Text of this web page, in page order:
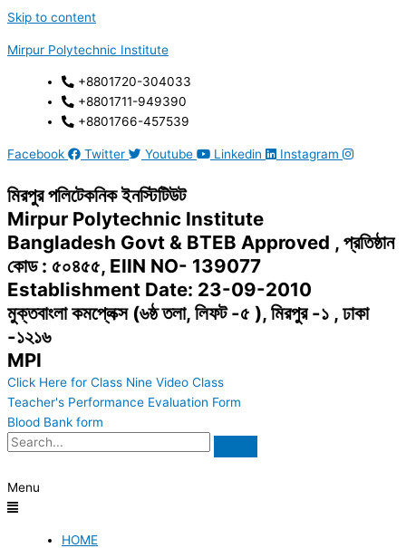
Skip to content
Mirpur Polytechnic Institute
+8801720-304033
+8801711-949390
+8801766-457539
Facebook Twitter Youtube Linkedin Instagram
মিরপুর পলিটেকনিক ইনস্টিটিউট
Mirpur Polytechnic Institute
Bangladesh Govt & BTEB Approved , প্রতিষ্ঠান
কোড : ৫০৪৫৫, EIIN NO- 139077
Establishment Date: 23-09-2010
মুক্তবাংলা কমপ্লেক্স (৬ষ্ঠ তলা, লিফট -৫ ), মিরপুর -১ , ঢাকা
-১২১৬
MPI
Click Here for Class Nine Video Class
Teacher's Performance Evaluation Form
Blood Bank form
Menu
HOME